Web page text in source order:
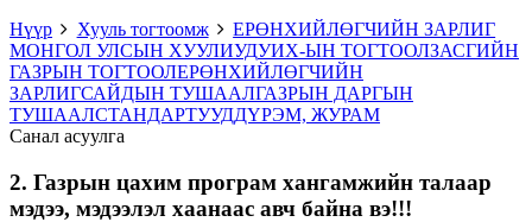
Нүүр
Хууль тогтоомж
ЕРӨНХИЙЛӨГЧИЙН ЗАРЛИГ
МОНГОЛ УЛСЫН ХУУЛИУДУИХ-ЫН ТОГТООЛЗАСГИЙН
ГАЗРЫН ТОГТООЛЕРӨНХИЙЛӨГЧИЙН
ЗАРЛИГСАЙДЫН ТУШААЛГАЗРЫН ДАРГЫН
ТУШААЛСТАНДАРТУУДДҮРЭМ, ЖУРАМ
Санал асуулга
2. Газрын цахим програм хангамжийн талаар
мэдээ, мэдээлэл хаанаас авч байна вэ!!!